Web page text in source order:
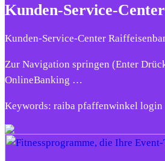
Kunden-Service-
Kunden-Service-Center
Zur Navigation springen (Enter
OnlineBanking …
Keywords: raiba pfaffenwinkel login